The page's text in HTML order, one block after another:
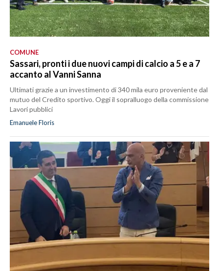
COMUNE
Sassari, pronti i due nuovi campi di calcio a 5 e a 7
accanto al Vanni Sanna
Ultimati grazie a un investimento di 340 mila euro proveniente dal
mutuo del Credito sportivo. Oggi il sopralluogo della commissione
Lavori pubblici
Emanuele Floris